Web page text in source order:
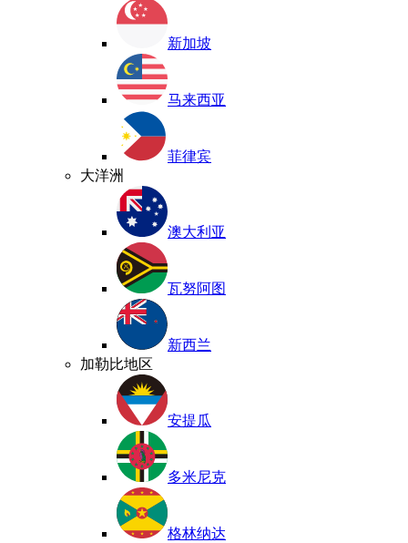
新加坡
马来西亚
菲律宾
大洋洲
澳大利亚
瓦努阿图
新西兰
加勒比地区
安提瓜
多米尼克
格林纳达